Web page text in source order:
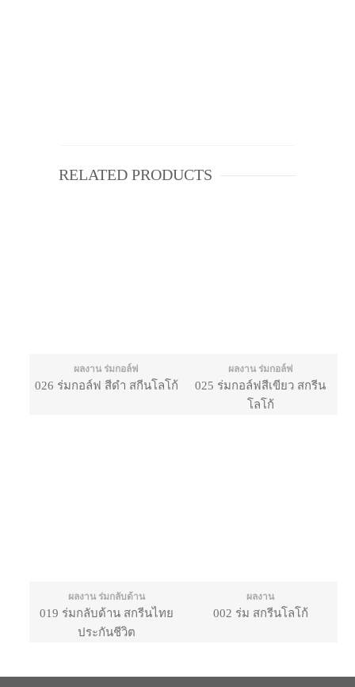
RELATED PRODUCTS
ผลงาน ร่มกอล์ฟ
026 ร่มกอล์ฟ สีดำ สกีนโลโก้
ผลงาน ร่มกอล์ฟ
025 ร่มกอล์ฟสีเขียว สกรีน
โลโก้
ผลงาน ร่มกลับด้าน
019 ร่มกลับด้าน สกรีนไทย
ประกันชีวิต
ผลงาน
002 ร่ม สกรีนโลโก้